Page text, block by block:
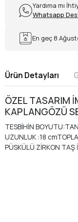
Yardıma mı
Whatsapp
En geç 8
Ürün Detayları
ÖZEL TASARIM
KAPLANGÖZÜ
TESBİHİN
UZUNLUK :18
PÜSKÜLÜ ZİRKON TAŞ